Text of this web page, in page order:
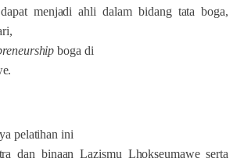
menjadi ahli dalam bidang tata boga,
boga di
pelatihan ini
dan binaan Lazismu Lhokseumawe serta